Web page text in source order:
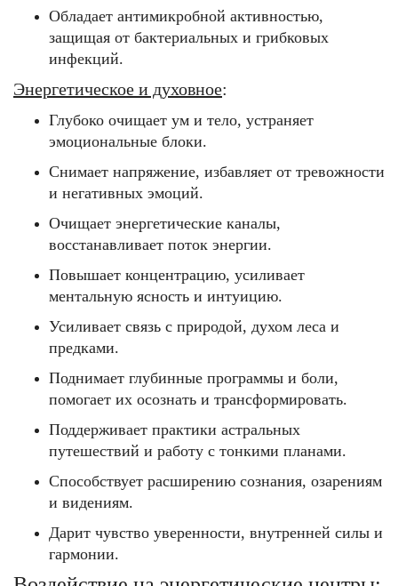
Обладает антимикробной активностью,
защищая от бактериальных и грибковых
инфекций.
Энергетическое и духовное:
Глубоко очищает ум и тело, устраняет
эмоциональные блоки.
Снимает напряжение, избавляет от тревожности
и негативных эмоций.
Очищает энергетические каналы,
восстанавливает поток энергии.
Повышает концентрацию, усиливает
ментальную ясность и интуицию.
Усиливает связь с природой, духом леса и
предками.
Поднимает глубинные программы и боли,
помогает их осознать и трансформировать.
Поддерживает практики астральных
путешествий и работу с тонкими планами.
Способствует расширению сознания, озарениям
и видениям.
Дарит чувство уверенности, внутренней силы и
гармонии.